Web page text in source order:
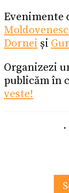
Evenimente
Moldovenesc
Dornei și
Organizezi
publicăm în
veste!
·